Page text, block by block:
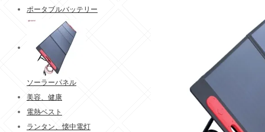
ポータブルバッテリー
ソーラーパネル
美容、健康
電熱ベスト
ランタン、懐中電灯